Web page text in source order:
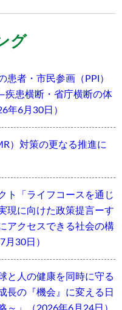
グ
患者・市民参画（PPI）
疾患横断・省庁横断の体
年6月30日）
）対策の更なる推進に
ト「ライフコースを通じ
現に向けた政策提言ーす
アクセスできる社会の構
30日）
と人の健康を同時に守る
長の『機会』に変える日
～」（2026年6月24日）